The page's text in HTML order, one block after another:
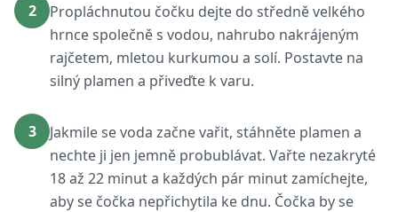
2
Propláchnutou čočku dejte do středně velkého
hrnce společně s vodou, nahrubo nakrájeným
rajčetem, mletou kurkumou a solí. Postavte na
silný plamen a přiveďte k varu.
3
Jakmile se voda začne vařit, stáhněte plamen a
nechte ji jen jemně probublávat. Vařte nezakryté
18 až 22 minut a každých pár minut zamíchejte,
aby se čočka nepřichytila ke dnu. Čočka by se